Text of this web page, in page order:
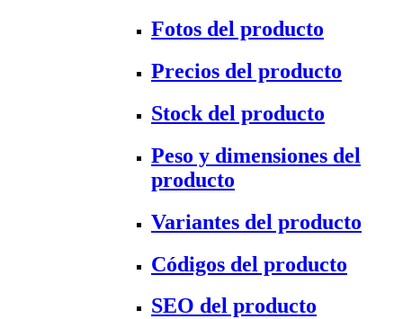
Fotos del producto
Precios del producto
Stock del producto
Peso y dimensiones del
producto
Variantes del producto
Códigos del producto
SEO del producto